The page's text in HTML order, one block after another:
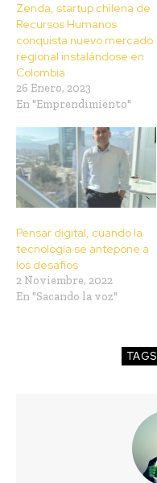
Zenda, startup chilena de
Recursos Humanos
conquista nuevo mercado
regional instalándose en
Colombia
26 Enero, 2023
En "Emprendimiento"
Pensar digital, cuando la
tecnología se antepone a
los desafíos
2 Noviembre, 2022
En "Sacando la voz"
TAGS